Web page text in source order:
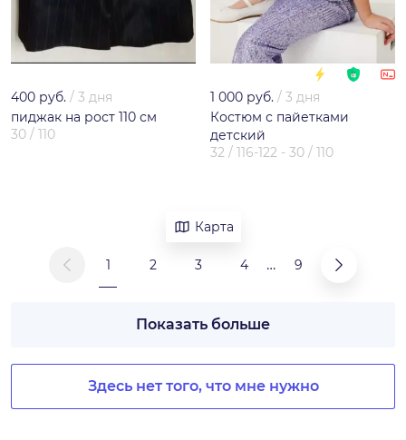
400 руб. / 3 дня
пиджак на рост 110 см
30 / 110
1 000 руб. / 3 дня
Костюм с пайетками
детский
32 / 116-122 - 30 / 110
Карта
1 2 3 4 … 9
Показать больше
Здесь нет того, что мне нужно